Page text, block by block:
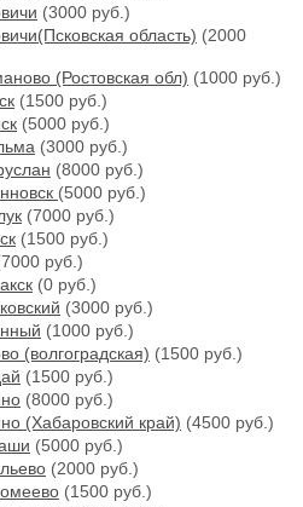
(3000 руб.)
область) (2000
(Ростовская обл) (1000 руб.)
(1500 руб.)
(5000 руб.)
(3000 руб.)
(8000 руб.)
(5000 руб.)
(7000 руб.)
(1500 руб.)
руб.)
(0 руб.)
(3000 руб.)
(1000 руб.)
(волгоградская) (1500 руб.)
(1500 руб.)
(8000 руб.)
(Хабаровский край) (4500 руб.)
(5000 руб.)
(2000 руб.)
(1500 руб.)